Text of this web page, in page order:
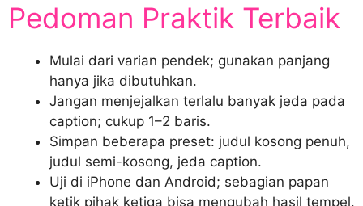
Pedoman Praktik Terbaik
Mulai dari varian pendek; gunakan panjang
hanya jika dibutuhkan.
Jangan menjejalkan terlalu banyak jeda pada
caption; cukup 1–2 baris.
Simpan beberapa preset: judul kosong penuh,
judul semi-kosong, jeda caption.
Uji di iPhone dan Android; sebagian papan
ketik pihak ketiga bisa mengubah hasil tempel.